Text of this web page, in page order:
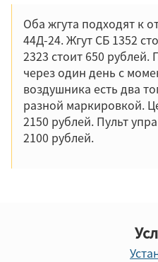
Оба жгута подходят к
44Д-24. Жгут СБ 1352
2323 стоит 650
через один день с
воздушника есть два
разной маркировкой.
2150 рублей. Пульт
2100 рублей.